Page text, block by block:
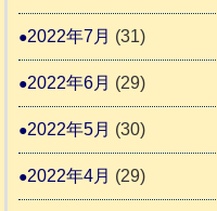
2022年7月 (31)
2022年6月 (29)
2022年5月 (30)
2022年4月 (29)